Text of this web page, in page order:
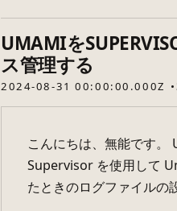
UMAMIを
ス管理する
2024-08-31 00:00:00.000Z
こんにちは、無能です
Supervisor を使用して
たときのログファイルの